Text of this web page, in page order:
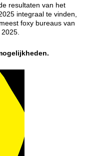
resultaten van het
integraal te vinden,
foxy bureaus van